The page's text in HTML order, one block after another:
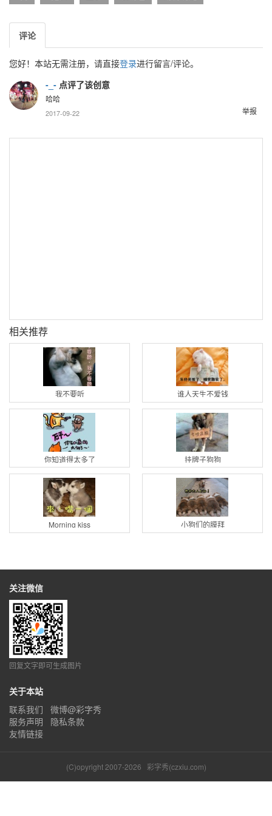
评论
您好！本站无需注册，请直接登录进行留言/评论。
-_- 点评了该创意
哈哈
举报
2017-09-22
相关推荐
我不要听 谁人天生不爱钱
你知道得太多了 挂牌子狗狗
Morning kiss 小狗们的膜拜
关注微信
回复文字即可生成图片
关于本站
联系我们
微博@彩字秀
服务声明
隐私条款
友情链接
(C)opyright 2007-2026 彩字秀(czxiu.com)